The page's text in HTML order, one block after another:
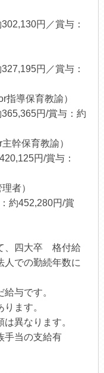
円／賞与：
円／賞与：
導保育教諭）
円/賞与：約
幹保育教諭）
円/賞与：
者）
約452,280円/賞
、四大卒 格付給
人での勤続年数に
与です。
ます。
異なります。
手当の支給有